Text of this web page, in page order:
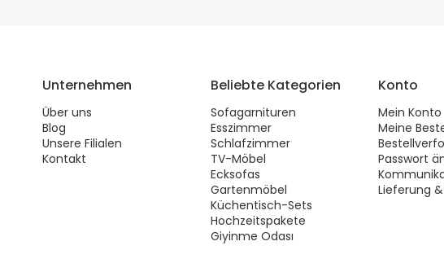
Unternehmen
Über uns
Blog
Unsere Filialen
Kontakt
Beliebte Kategorien
Sofagarnituren
Esszimmer
Schlafzimmer
TV-Möbel
Ecksofas
Gartenmöbel
Küchentisch-Sets
Hochzeitspakete
Giyinme Odası
Konto
Mein Konto
Meine
Passwort
Lieferung